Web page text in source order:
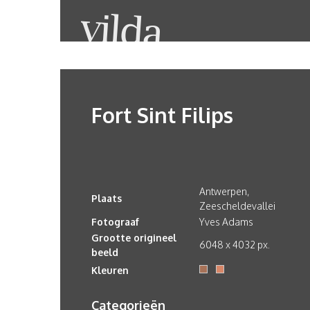
Fort Sint Filips
Plaats
Antwerpen,
Zeescheldevallei
Fotograaf
Yves Adams
Grootte origineel
beeld
6048 x 4032 px.
Kleuren
Categorieën